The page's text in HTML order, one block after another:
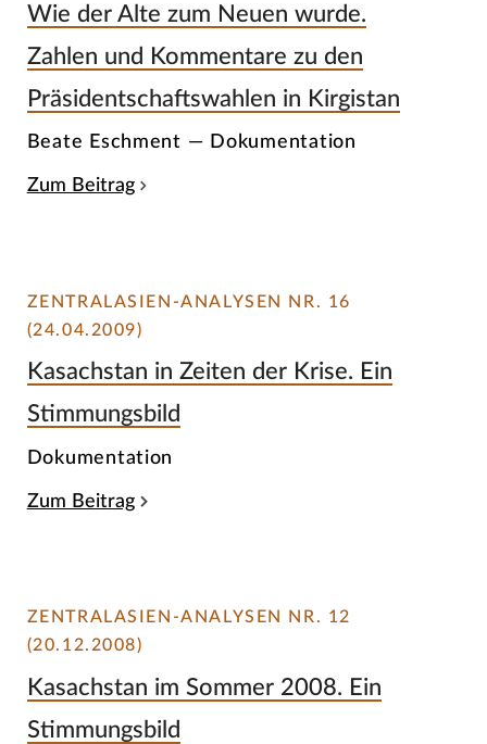
Wie der Alte zum Neuen wurde.
Zahlen und Kommentare zu den
Präsidentschaftswahlen in Kirgistan
Beate Eschment — Dokumentation
Zum Beitrag
ZENTRALASIEN-ANALYSEN NR. 16
(24.04.2009)
Kasachstan in Zeiten der Krise. Ein
Stimmungsbild
Dokumentation
Zum Beitrag
ZENTRALASIEN-ANALYSEN NR. 12
(20.12.2008)
Kasachstan im Sommer 2008. Ein
Stimmungsbild